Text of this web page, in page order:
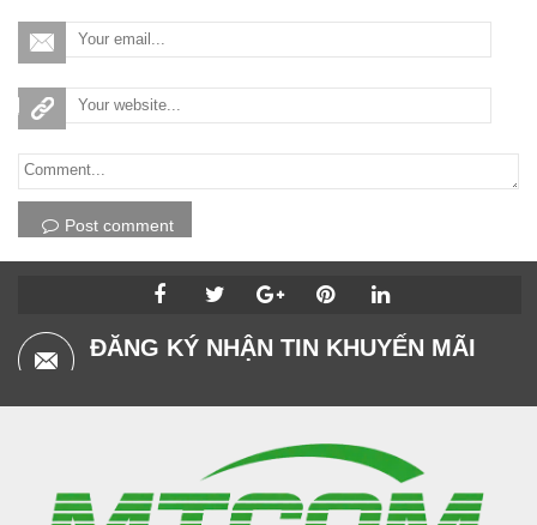
Post comment
ĐĂNG KÝ NHẬN TIN KHUYẾN MÃI